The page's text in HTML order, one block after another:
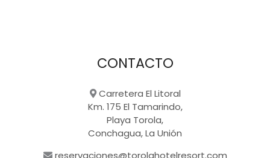
CONTACTO
Carretera El Litoral
Km. 175 El Tamarindo,
Playa Torola,
Conchagua, La Unión
reservaciones@torolahotelresort.com